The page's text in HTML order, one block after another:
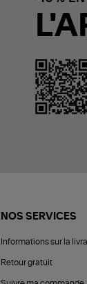
NOS SERVICES
Informations sur la
Retour gratuit